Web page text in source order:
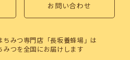
お問い合わせ
ちみつ専門店「長坂養蜂場」は
みつを全国にお届けします